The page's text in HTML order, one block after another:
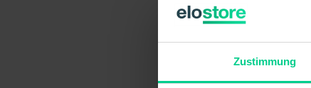
Zustimmung
elostore
Untere